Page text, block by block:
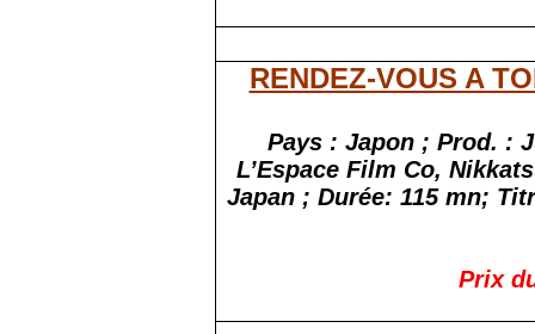
RENDEZ-VOUS A
Pays : Japon ; Prod. :
L’Espace Film Co,
Japan ; Durée: 115 mn;
Prix